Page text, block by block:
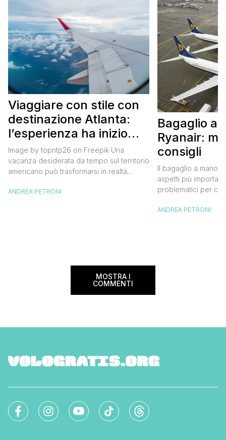
Viaggiare con stile con
destinazione Atlanta:
l’esperienza ha inizio
con un volo Air France
Image by topntp26 on Freepik Una
vacanza desiderata da tempo sul territorio
americano può trasformarsi in realtà
France. Tale realtà, fondata nel 1933, ha
ANDREA PETRONI
Bagaglio a
Ryanair:
consigli
Il bagaglio a mano
aspetti più
problematici per chi
bagaglio cambiano
ANDREA PETRONI
MOSTRA I
COMMENTI